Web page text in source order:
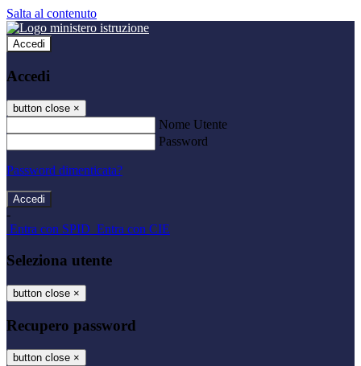
Salta al contenuto
Accedi
Accedi
button close ×
Nome Utente
Password
Password dimenticata?
-
Entra con SPID Entra con CIE
Seleziona utente
button close ×
Recupero password
button close ×